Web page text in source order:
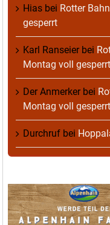
Hias bei Rotter
gesperrt
Karl Ranseierbei
Montag voll gesperrt
Der Anmerkerbei
Montag voll gesperrt
Durchruf bei